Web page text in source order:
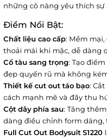
những cô nàng yêu thích
Điểm Nổi Bật:
Chất liệu cao cấp: Mềm
thoải mái khi mặc, dễ dàng
Cổ tàu sang trọng: Tạo
đẹp quyến rũ mà không
Thiết kế cut out táo bạo:
cách mạnh mẽ và đầy thu
Cột dây phía sau: Tăng
dàng điều chỉnh form dáng,
Full Cut Out Bodysuit S1220